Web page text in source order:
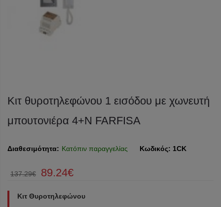
Κιτ θυροτηλεφώνου 1 εισόδου με χωνευτή
μπουτονιέρα 4+N FARFISA
Διαθεσιμότητα: Κατόπιν παραγγελίας Κωδικός: 1CK
137.29€ 89.24€
Κιτ Θυροτηλεφώνου